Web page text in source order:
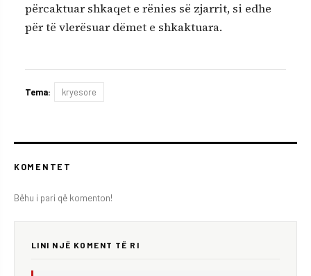
përcaktuar shkaqet e rënies së zjarrit, si edhe
për të vlerësuar dëmet e shkaktuara.
Tema: kryesore
KOMENTET
Bëhu i pari që komenton!
LINI NJË KOMENT TË RI